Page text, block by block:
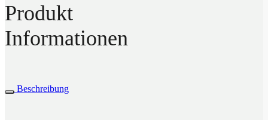
Produkt
Informationen
Beschreibung